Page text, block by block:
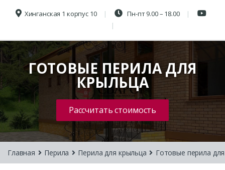
Хинганская 1 корпус 10 Пн-пт 9.00 – 18.00
ГОТОВЫЕ ПЕРИЛА ДЛЯ
КРЫЛЬЦА
Рассчитать стоимость
Главная Перила Перила для крыльца Готовые перила